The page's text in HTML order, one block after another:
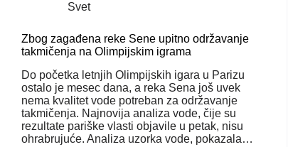
Svet
Zbog zagađena reke Sene upitno održavanje
takmičenja na Olimpijskim igrama
Do početka letnjih Olimpijskih igara u Parizu
ostalo je mesec dana, a reka Sena još uvek
nema kvalitet vode potreban za održavanje
takmičenja. Najnovija analiza vode, čije su
rezultate pariške vlasti objavile u petak, nisu
ohrabrujuće. Analiza uzorka vode, pokazala…